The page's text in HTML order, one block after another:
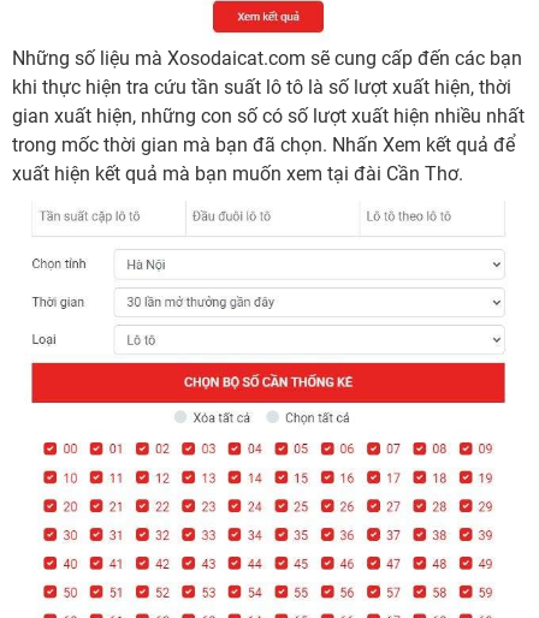
Những số liệu mà Xosodaicat.com sẽ cung cấp đến các bạn
khi thực hiện tra cứu tần suất lô tô là số lượt xuất hiện, thời
gian xuất hiện, những con số có số lượt xuất hiện nhiều nhất
trong mốc thời gian mà bạn đã chọn. Nhấn Xem kết quả để
xuất hiện kết quả mà bạn muốn xem tại đài Cần Thơ.